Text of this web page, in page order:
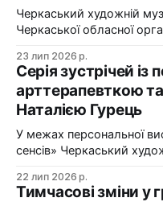
Черкаський художній
Черкаської обласної
імена». Виставка «Незабутні імена» — це мистецька
подорож у творчий
життєвий шлях вже
сьогодні продовжує
23 лип 2026 р.
Серія зустрічей із
арттерапевткою
Наталією Гурець
У межах персональної
сенсів» Черкаський
авторкою виставки Наталією
виставки відбудеться
22 лип 2026 р.
Тимчасові зміни у